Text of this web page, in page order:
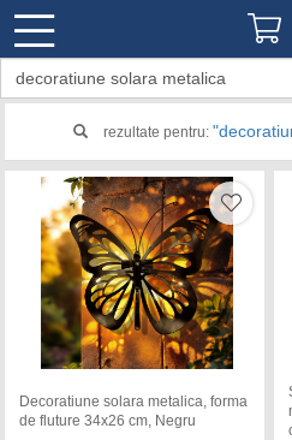
rezultate pentru:
Decoratiune solara metalica, forma
de fluture 34x26 cm, Negru